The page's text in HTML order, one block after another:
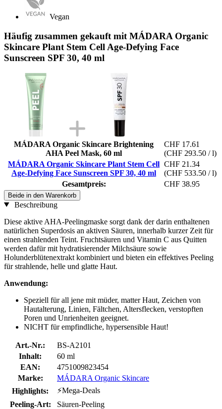
Vegan
Häufig zusammen gekauft mit MÁDARA Organic
Skincare Plant Stem Cell Age-Defying Face
Sunscreen SPF 30, 40 ml
MÁDARA Organic Skincare Brightening
AHA Peel Mask, 60 ml
CHF 17.61
(CHF 293.50 / l)
MÁDARA Organic Skincare Plant Stem Cell
Age-Defying Face Sunscreen SPF 30, 40 ml
CHF 21.34
(CHF 533.50 / l)
Gesamtpreis:
CHF 38.95
Beide in den Warenkorb
Beschreibung
Diese aktive AHA-Peelingmaske sorgt dank der darin enthaltenen
natürlichen Superdosis an aktiven Säuren, innerhalb kurzer Zeit für
einen strahlenden Teint. Fruchtsäuren und Vitamin C aus Quitten
werden dafür mit hydratisierender Milchsäure sowie
Holunderblütenextrakt kombiniert und bieten ein effektives Peeling
für strahlende, helle und glatte Haut.
Anwendung:
Speziell für all jene mit müder, matter Haut, Zeichen von
Hautalterung, Linien, Fältchen, Altersflecken, verstopften
Poren und Unrienheiten geeignet.
NICHT für empfindliche, hypersensible Haut!
Art.-Nr.:
BS-A2101
Inhalt:
60 ml
EAN:
4751009823454
Marke:
MÁDARA Organic Skincare
Highlights:
⚡Mega-Deals
Peeling-Art:
Säuren-Peeling